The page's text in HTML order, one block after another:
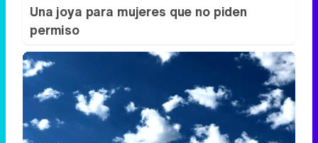
Una joya para mujeres que no piden
permiso